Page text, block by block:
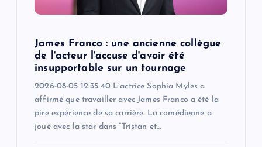
James Franco : une ancienne collègue
de l'acteur l'accuse d'avoir été
insupportable sur un tournage
2026-08-05 12:35:40 L’actrice Sophia Myles a
affirmé que travailler avec James Franco a été la
pire expérience de sa carrière. La comédienne a
joué avec la star dans “Tristan et…